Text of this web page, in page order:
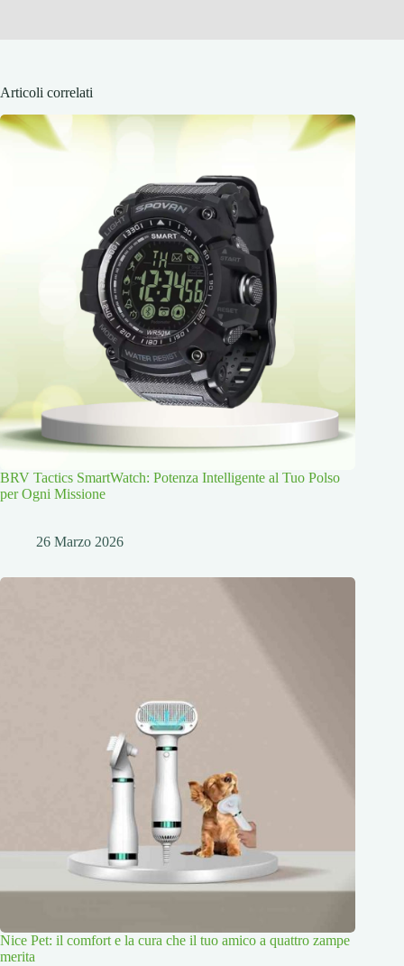
Articoli correlati
BRV Tactics SmartWatch: Potenza Intelligente al Tuo Polso
per Ogni Missione
26 Marzo 2026
Nice Pet: il comfort e la cura che il tuo amico a quattro zampe
merita